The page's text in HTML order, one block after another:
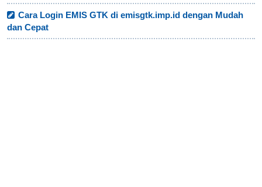
Cara Login EMIS GTK di emisgtk.imp.id dengan Mudah
dan Cepat